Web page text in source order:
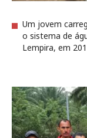
Um jovem
o sistema de
Lempira, em